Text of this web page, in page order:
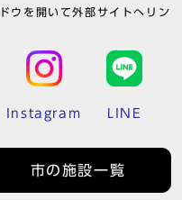
ウを開いて外部サイトへリン
Instagram LINE
市の施設一覧